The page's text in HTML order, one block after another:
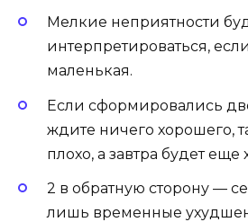
Мелкие неприятности
интерпретироваться,
маленькая.
Если сформировались
ждите ничего хорошего,
пло­хо, а зав­тра бу­дет еще
2 в об­ратную сто­рону —
лишь вре­мен­ные